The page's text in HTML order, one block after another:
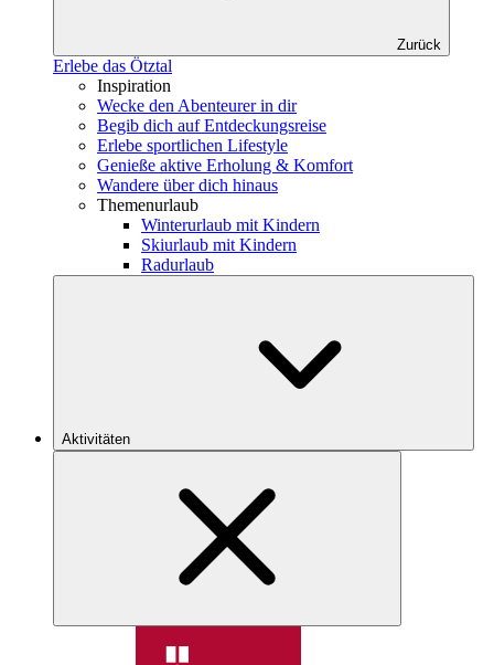
Zurück
Erlebe das Ötztal
Inspiration
Wecke den Abenteurer in dir
Begib dich auf Entdeckungsreise
Erlebe sportlichen Lifestyle
Genieße aktive Erholung & Komfort
Wandere über dich hinaus
Themenurlaub
Winterurlaub mit Kindern
Skiurlaub mit Kindern
Radurlaub
Aktivitäten